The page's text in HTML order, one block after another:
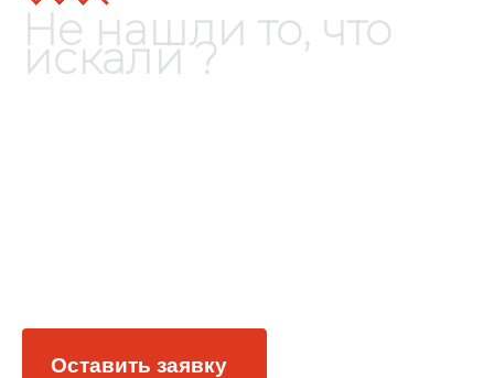
Не нашли то, что
искали ?
Оставить заявку